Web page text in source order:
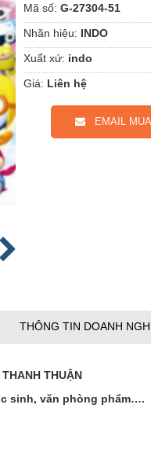
Mã số: G-27304-51
Nhãn hiệu: INDO
Xuất xứ: indo
Giá: Liên hệ
EMAIL
THÔNG TIN DOANH
THUẬN
sinh, văn phòng phẩm….